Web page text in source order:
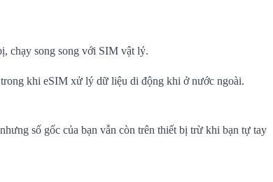
chạy song song với SIM vật lý.
khi eSIM xử lý dữ liệu di động khi ở nước ngoài.
số gốc của bạn vẫn còn trên thiết bị trừ khi bạn tự tay